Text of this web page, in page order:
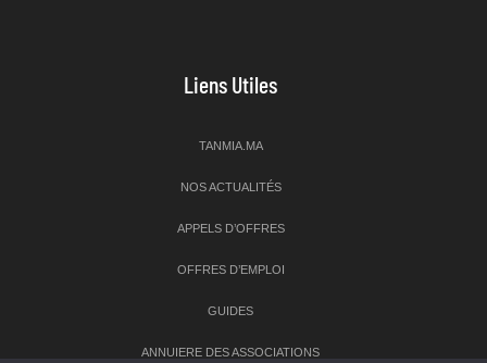
Liens Utiles
TANMIA.MA
NOS ACTUALITÉS
APPELS D’OFFRES
OFFRES D’EMPLOI
GUIDES
ANNUIERE DES ASSOCIATIONS